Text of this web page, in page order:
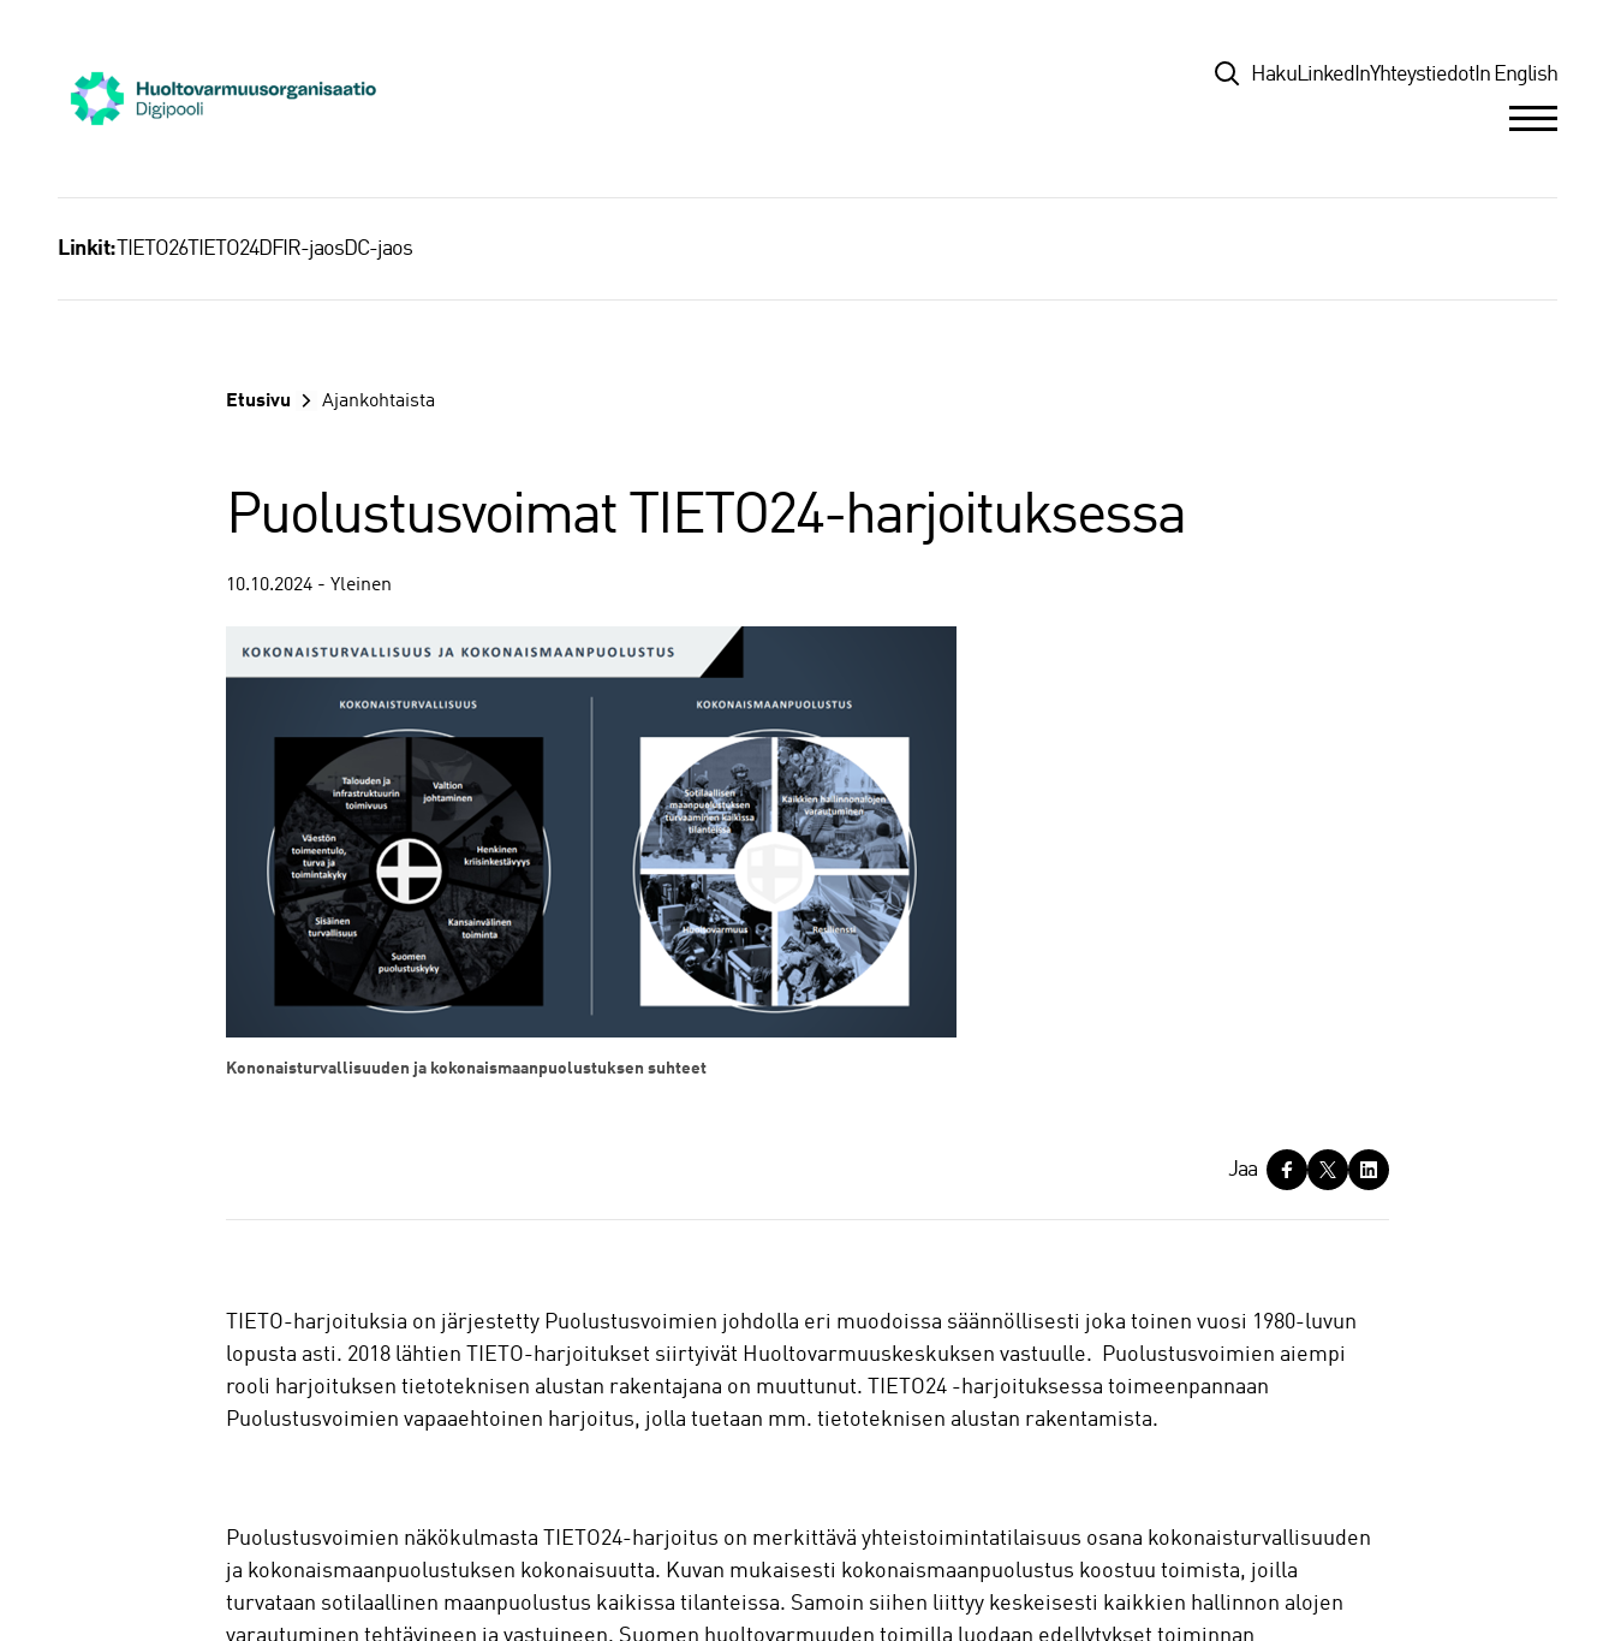
TopHaku LinkedInYhteystiedot In English
Linkit: TIETO26TIETO24DFIR-jaosDC-jaos
Etusivu Ajankohtaista
Puolustusvoimat TIETO24-harjoituksessa
10.10.2024 - Yleinen
Kononaisturvallisuuden ja kokonaismaanpuolustuksen suhteet
a
Jaa
TIETO-harjoituksia on järjestetty Puolustusvoimien johdolla eri muodoissa säännöllisesti joka toinen vuosi 1980-luvun
lopusta asti. 2018 lähtien TIETO-harjoitukset siirtyivät Huoltovarmuuskeskuksen vastuulle. Puolustusvoimien aiempi
rooli harjoituksen tietoteknisen alustan rakentajana on muuttunut. TIETO24 -harjoituksessa toimeenpannaan
Puolustusvoimien vapaaehtoinen harjoitus, jolla tuetaan mm. tietoteknisen alustan rakentamista.
Puolustusvoimien näkökulmasta TIETO24-harjoitus on merkittävä yhteistoimintatilaisuus osana kokonaisturvallisuuden
ja kokonaismaanpuolustuksen kokonaisuutta. Kuvan mukaisesti kokonaismaanpuolustus koostuu toimista, joilla
turvataan sotilaallinen maanpuolustus kaikissa tilanteissa. Samoin siihen liittyy keskeisesti kaikkien hallinnon alojen
varautuminen tehtävineen ja vastuineen. Suomen huoltovarmuuden toimilla luodaan edellytykset toiminnan